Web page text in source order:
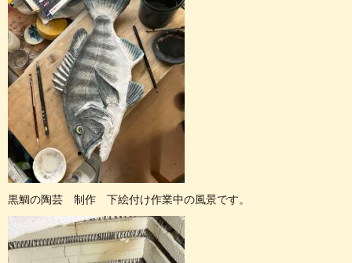
黒鯛の陶芸 制作 下絵付け作業中の風景です。